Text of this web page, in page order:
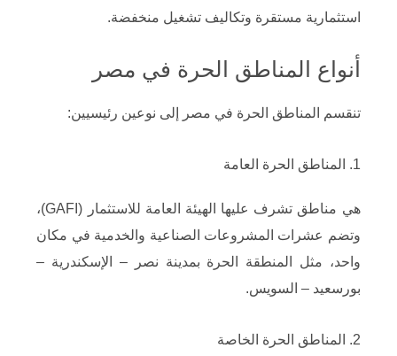
استثمارية مستقرة وتكاليف تشغيل منخفضة.
أنواع المناطق الحرة في مصر
تنقسم المناطق الحرة في مصر إلى نوعين رئيسيين:
1. المناطق الحرة العامة
هي مناطق تشرف عليها الهيئة العامة للاستثمار (GAFI)،
وتضم عشرات المشروعات الصناعية والخدمية في مكان
واحد، مثل المنطقة الحرة بمدينة نصر – الإسكندرية –
بورسعيد – السويس.
2. المناطق الحرة الخاصة